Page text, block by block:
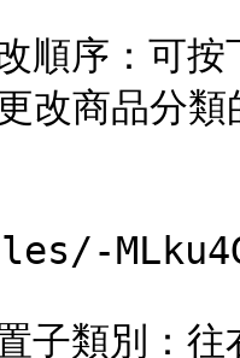
序：可按
改商品分
類別：往